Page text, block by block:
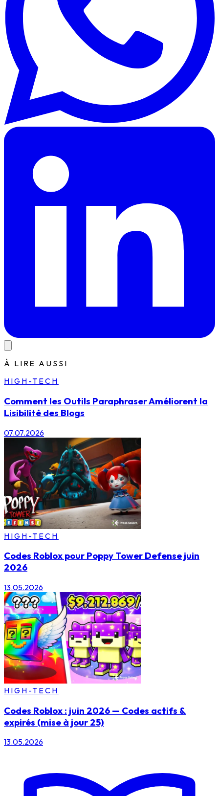
À LIRE AUSSI
HIGH-TECH
Comment les Outils Paraphraser Améliorent la
Lisibilité des Blogs
07.07.2026
HIGH-TECH
Codes Roblox pour Poppy Tower Defense juin
2026
13.05.2026
HIGH-TECH
Codes Roblox : juin 2026 — Codes actifs &
expirés (mise à jour 25)
13.05.2026